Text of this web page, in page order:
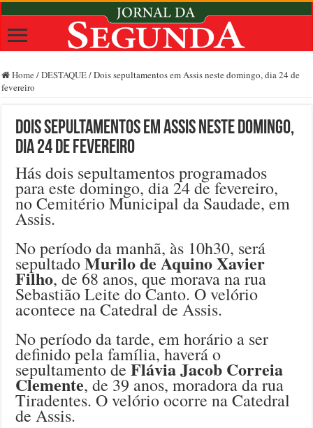
Home /DESTAQUE/Dois sepultamentos em Assis neste domingo, dia 24 de
fevereiro
Dois sepultamentos em Assis neste domingo,
dia 24 de fevereiro
Hás dois sepultamentos programados
para este domingo, dia 24 de fevereiro,
no Cemitério Municipal da Saudade, em
Assis.
No período da manhã, às 10h30, será
sepultadoMurilo de Aquino Xavier
Filho, de 68 anos, que morava na rua
Sebastião Leite do Canto. O velório
acontece na Catedral de Assis.
No período da tarde, em horário a ser
definido pela família, haverá o
sepultamento deFlávia Jacob Correia
Clemente, de 39 anos, moradora da rua
Tiradentes. O velório ocorre na Catedral
de Assis.